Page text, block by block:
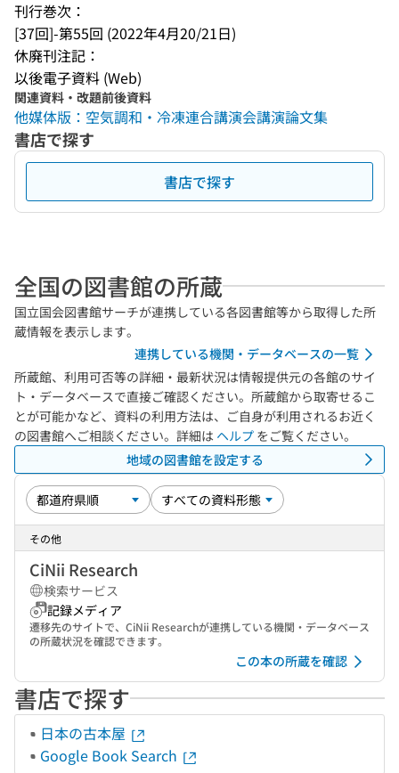
刊行巻次：
[37回]-第55回 (2022年4月20/21日)
休廃刊注記：
以後電子資料 (Web)
関連資料・改題前後資料
他媒体版：空気調和・冷凍連合講演会講演論文集
書店で探す
書店で探す
全国の図書館の所蔵
国立国会図書館サーチが連携している各図書館等から取得した所
蔵情報を表示します。
連携している機関・データベースの一覧
所蔵館、利用可否等の詳細・最新状況は情報提供元の各館のサイ
ト・データベースで直接ご確認ください。所蔵館から取寄せるこ
とが可能かなど、資料の利用方法は、ご自身が利用されるお近く
の図書館へご相談ください。詳細は ヘルプ をご覧ください。
地域の図書館を設定する
その他
CiNii Research
検索サービス
記録メディア
遷移先のサイトで、CiNii Researchが連携している機関・データベース
の所蔵状況を確認できます。
この本の所蔵を確認
書店で探す
日本の古本屋
Google Book Search